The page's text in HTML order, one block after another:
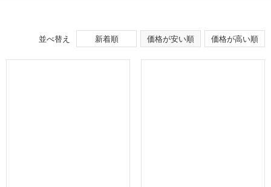
並べ替え 新着順 価格が安い順 価格が高い順